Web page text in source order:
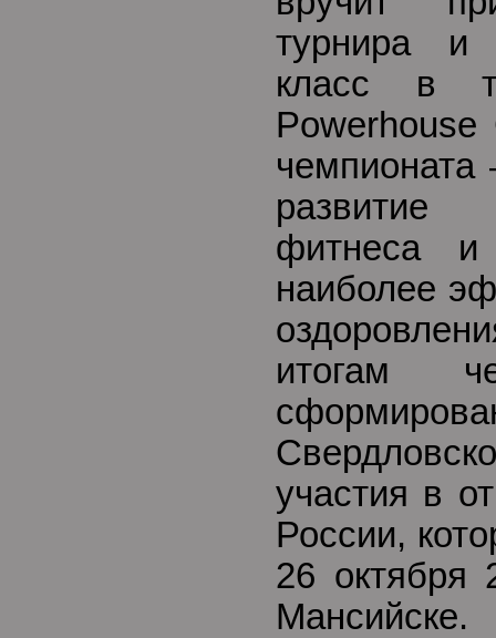
турнира и
класс в
фитнеса и
наиболее
итогам
участия в
России,
26 октября
Мансийске.